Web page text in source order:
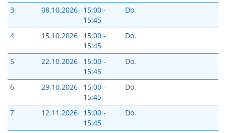
3 08.10.2026
15:00 -
15:45
Do.
4 15.10.2026
15:00 -
15:45
Do.
5 22.10.2026
15:00 -
15:45
Do.
6 29.10.2026
15:00 -
15:45
Do.
7 12.11.2026
15:00 -
15:45
Do.